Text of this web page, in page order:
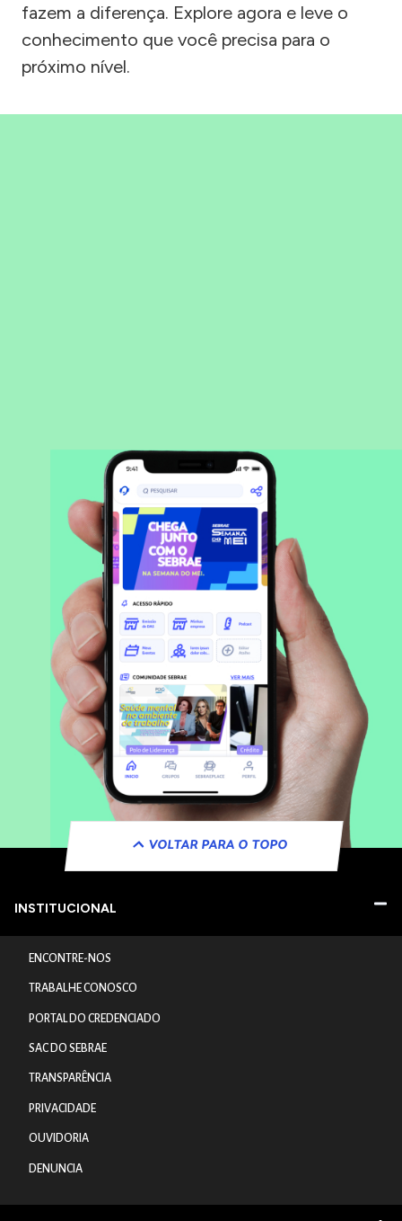
fazem a diferença. Explore agora e leve o
conhecimento que você precisa para o
próximo nível.
VOLTAR PARA O TOPO
INSTITUCIONAL
ENCONTRE-NOS
TRABALHE CONOSCO
PORTAL DO CREDENCIADO
SAC DO SEBRAE
TRANSPARÊNCIA
PRIVACIDADE
OUVIDORIA
DENUNCIA